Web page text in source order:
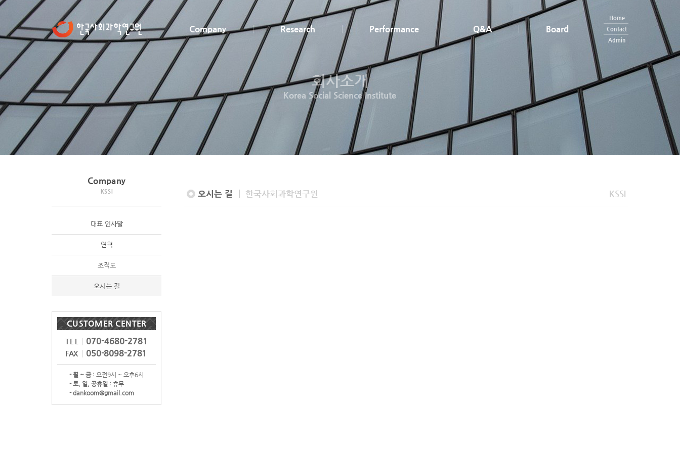
Company Research Performance Q&A Board
Home
Contact
Admin
회사소개
Korea Social Science Institute
Company
KSSI
대표 인사말
연혁
조직도
오시는 길
CUSTOMER CENTER
TEL 070-4680-2781
FAX 050-8098-2781
- 월 ~ 금 : 오전9시 ~ 오후6시
- 토, 일, 공휴일 : 휴무
- dankoom@gmail.com
오시는 길 한국사회과학연구원 KSSI